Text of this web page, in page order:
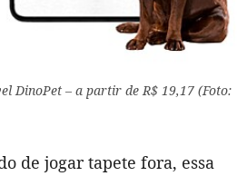
DinoPet – a partir de R$ 19,17 (Foto:
de jogar tapete fora, essa